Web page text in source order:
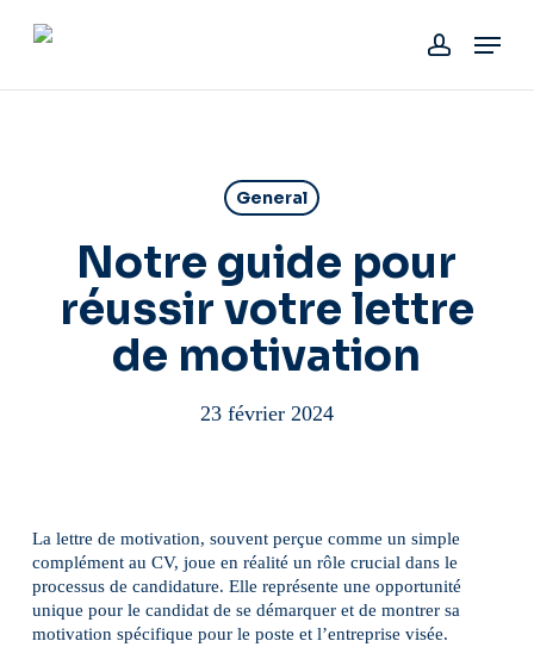
account
Menu
General
Notre guide pour
réussir votre lettre
de motivation
23 février 2024
La lettre de motivation, souvent perçue comme un simple
complément au CV, joue en réalité un rôle crucial dans le
processus de candidature. Elle représente une opportunité
unique pour le candidat de se démarquer et de montrer sa
motivation spécifique pour le poste et l’entreprise visée.